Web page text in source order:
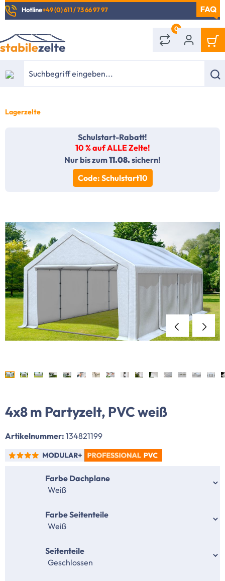
springen
Hotline+49 (0) 611 / 73 66 97 97
0
Lagerzelte
Schulstart-Rabatt!
10 % auf ALLE Zelte!
Nur bis zum11.08.sichern!
Code: Schulstart10
4x8 m Partyzelt, PVC weiß
Artikelnummer: 134821199
Farbe Dachplaneauswählen
Farbe Seitenteileauswählen
Seitenteileauswählen